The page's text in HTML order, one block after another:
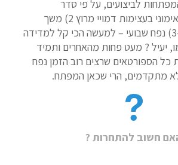
לביצועים, על פי סדר
חשיבותם, הם: 1) אימוני בעצימות דמויי מרוץ 2) משך
אימון דמוי מרוץ ו-3) נפח שבועי – למעשה הכי קל למדידה
יעיל ? מעט פחות מהאחרים ותמיד
כל הספורטאים שרצים רוב הזמן נפח
מתקדמים, הרי שכאן המפתח.
חשוב להתחרות ?